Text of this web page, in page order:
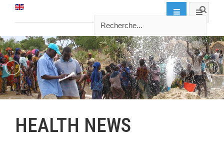
HEALTH NEWS